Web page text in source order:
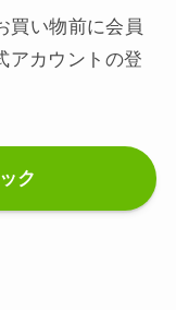
買い物前に会員
アカウントの登
ク